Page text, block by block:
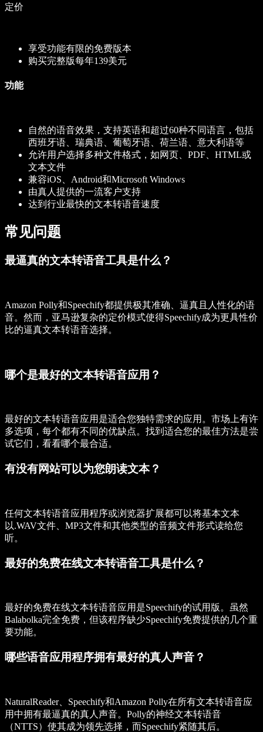
定价
享受功能有限的免费版本
购买完整版每年139美元
功能
自然的语音效果，支持英语和超过60种不同语言，包括
西班牙语、瑞典语、葡萄牙语、荷兰语、意大利语等
允许用户选择多种文件格式，如网页、PDF、HTML或
文本文件
兼容iOS、Android和Microsoft Windows
由真人提供的一流客户支持
达到行业最快的文本转语音速度
常见问题
最逼真的文本转语音工具是什么？
Amazon Polly和Speechify都提供极其准确、逼真且人性化的语
音。然而，亚马逊复杂的定价模式使得Speechify成为更具性价
比的逼真文本转语音选择。
哪个是最好的文本转语音应用？
最好的文本转语音应用是适合您独特需求的应用。市场上有许
多选项，每个都有不同的优缺点。找到适合您的最佳方法是尝
试它们，看看哪个最合适。
有没有网站可以为您朗读文本？
任何文本转语音应用程序或浏览器扩展都可以将基本文本
以.WAV文件、MP3文件和其他类型的音频文件形式读给您
听。
最好的免费在线文本转语音工具是什么？
最好的免费在线文本转语音应用是Speechify的试用版。虽然
Balabolka完全免费，但该程序缺少Speechify免费提供的几个重
要功能。
哪些语音应用程序拥有最好的真人声音？
NaturalReader、Speechify和Amazon Polly在所有文本转语音应
用中拥有最逼真的真人声音。Polly的神经文本转语音
（NTTS）使其成为领先选择，而Speechify紧随其后。